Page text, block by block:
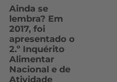
Ainda se
lembra? Em
2017, foi
apresentado o
2.º Inquérito
Alimentar
Nacional e de
Atividade